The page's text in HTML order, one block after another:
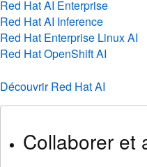
Red Hat AI Enterprise
Red Hat AI Inference
Red Hat Enterprise Linux AI
Red Hat OpenShift AI
Découvrir Red Hat AI
Collaborer et